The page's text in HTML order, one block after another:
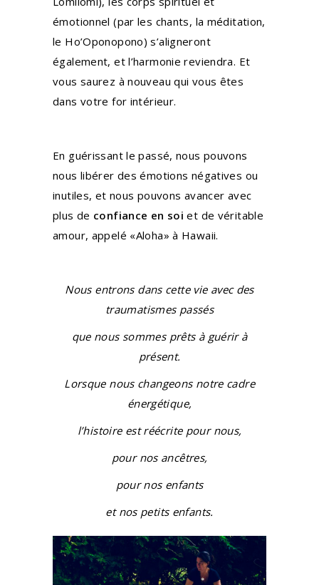
émotionnel (par les chants, la méditation,
le Ho’Oponopono) s’aligneront
également, et l’harmonie reviendra. Et
vous saurez à nouveau qui vous êtes
dans votre for intérieur.
En guérissant le passé, nous pouvons
nous libérer des émotions négatives ou
inutiles, et nous pouvons avancer avec
plus de confiance en soi et de véritable
amour, appelé «Aloha» à Hawaii.
Nous entrons dans cette vie avec des
traumatismes passés
que nous sommes prêts à guérir à
présent.
Lorsque nous changeons notre cadre
énergétique,
l’histoire est réécrite pour nous,
pour nos ancêtres,
pour nos enfants
et nos petits enfants.